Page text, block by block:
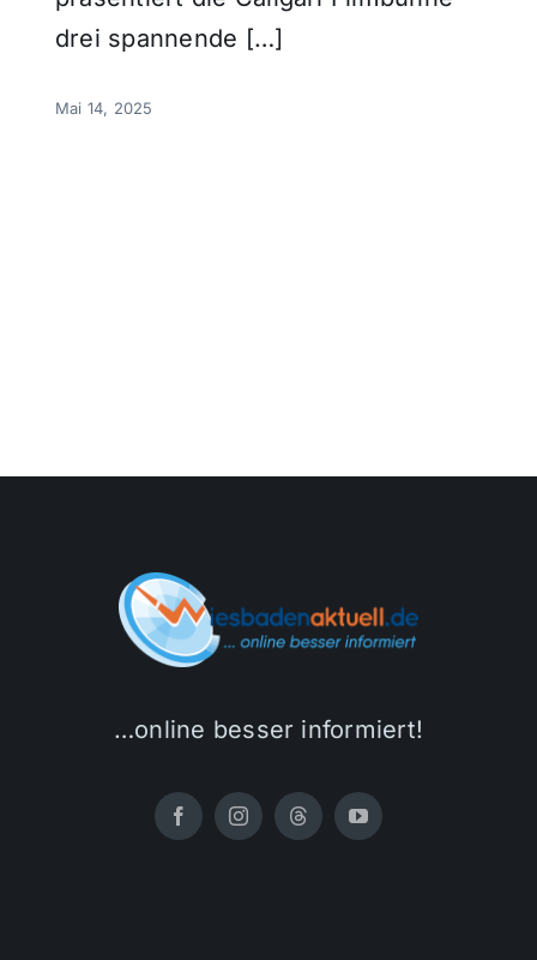
drei spannende […]
Mai 14, 2025
…online besser informiert!